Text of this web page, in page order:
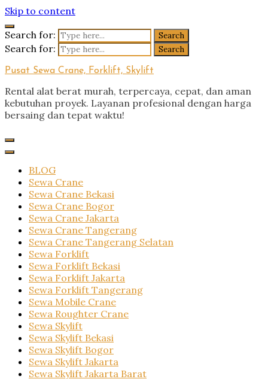
Skip to content
Search for:
Search for:
Pusat Sewa Crane, Forklift, Skylift
Rental alat berat murah, terpercaya, cepat, dan aman
kebutuhan proyek. Layanan profesional dengan harga
bersaing dan tepat waktu!
BLOG
Sewa Crane
Sewa Crane Bekasi
Sewa Crane Bogor
Sewa Crane Jakarta
Sewa Crane Tangerang
Sewa Crane Tangerang Selatan
Sewa Forklift
Sewa Forklift Bekasi
Sewa Forklift Jakarta
Sewa Forklift Tangerang
Sewa Mobile Crane
Sewa Roughter Crane
Sewa Skylift
Sewa Skylift Bekasi
Sewa Skylift Bogor
Sewa Skylift Jakarta
Sewa Skylift Jakarta Barat